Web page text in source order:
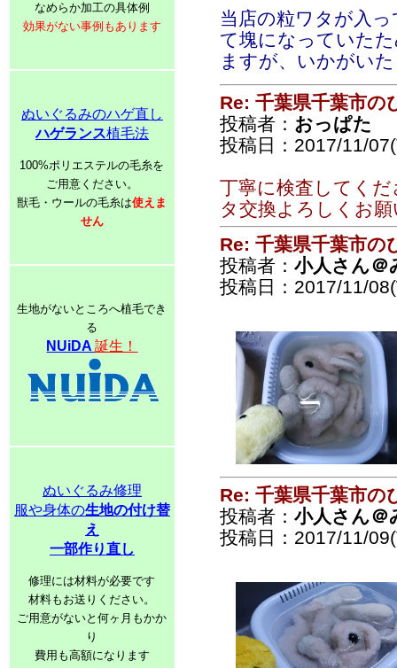
なめらか加工の具体例
効果がない事例もあります
ぬいぐるみのハゲ直し
ハゲランス植毛法
100%ポリエステルの毛糸を
ご用意ください。
獣毛・ウールの毛糸は使えま
せん
生地がないところへ植毛でき
る
NUiDA誕生！
ぬいぐるみ修理
服や身体の生地の付け替
え
一部作り直し
修理には材料が必要です
材料もお送りください。
ご用意がないと何ヶ月もかか
り
費用も高額になります
当店の粒ワタが入
て塊になっていた
ますが、いかがい
Re: 千葉県千葉市の
投稿者： おっぱた
投稿日：2017/11/
丁寧に検査してく
タ交換よろしくお
Re: 千葉県千葉市の
投稿者： 小人さん＠
投稿日：2017/11/
Re: 千葉県千葉市の
投稿者： 小人さん＠
投稿日：2017/11/